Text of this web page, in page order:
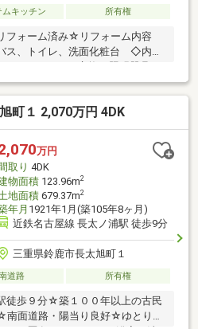
ムキッチン 所有権
ォーム済み☆リフォーム内容
ス、トイレ、洗面化粧台 ◇内
イッチパネル交換、照明器具
ー付きドアホン、エア
グ ◇外装・・・外壁塗装
町１ 2,070万円 4DK
万円
取り 4DK
物面積123.96m2
地面積679.37m2
年月 1921年1月(築105年8ヶ月)
近鉄名古屋線 長太ノ浦駅 徒歩9分
三重県鈴鹿市長太旭町１
道路 所有権
徒歩９分☆築１００年以上の古民
面道路・陽当り良好☆ゆとりの